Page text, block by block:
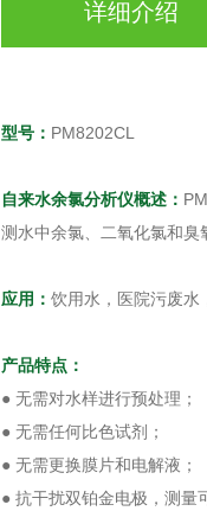
详细介绍
型号： PM8202CL
自来水余氯分析仪概述 ：
测水中余氯、二氧化氯和臭
应用： 饮用水，医院污废水
产品特点：
● 无需对水样进行预处理；
● 无需任何比色试剂；
● 无需更换膜片和电解液；
● 抗干扰双铂金电极，测量